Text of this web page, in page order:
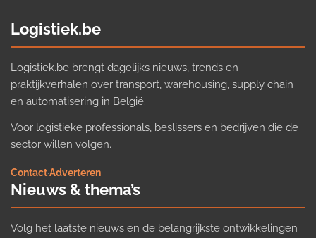
Logistiek.be
Logistiek.be brengt dagelijks nieuws, trends en
praktijkverhalen over transport, warehousing, supply chain
en automatisering in België.
Voor logistieke professionals, beslissers en bedrijven die de
sector willen volgen.
Contact·Adverteren
Nieuws & thema’s
Volg het laatste nieuws en de belangrijkste ontwikkelingen